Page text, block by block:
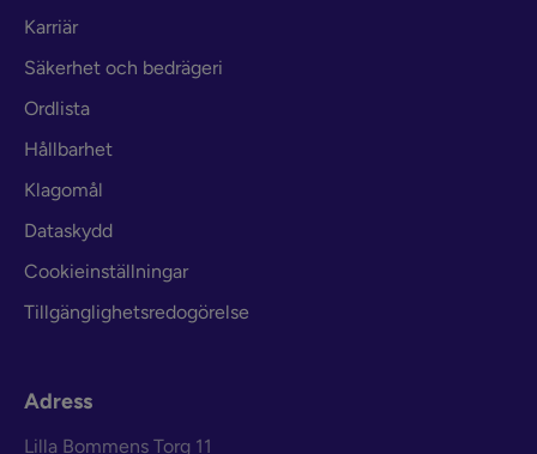
Karriär
Säkerhet och bedrägeri
Ordlista
Hållbarhet
Klagomål
Dataskydd
Cookieinställningar
Tillgänglighetsredogörelse
Adress
Lilla Bommens Torg 11